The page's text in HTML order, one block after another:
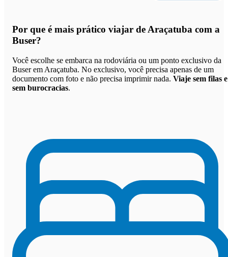
Por que é mais prático viajar de Araçatuba com a
Buser?
Você escolhe se embarca na rodoviária ou um ponto exclusivo da
Buser em Araçatuba. No exclusivo, você precisa apenas de um
documento com foto e não precisa imprimir nada. Viaje sem filas e
sem burocracias.